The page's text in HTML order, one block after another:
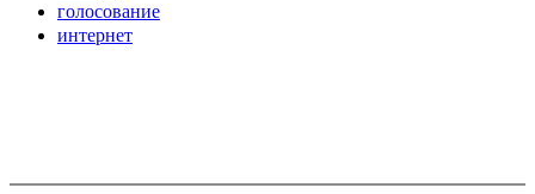
голосование
интернет